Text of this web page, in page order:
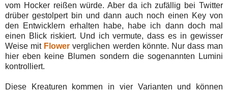
vom Hocker reißen würde. Aber da ich zufällig bei Twitter
drüber gestolpert bin und dann auch noch einen Key von
den Entwicklern erhalten habe, habe ich dann doch mal
einen Blick riskiert. Und ich vermute, dass es in gewisser
Weise mit Flower verglichen werden könnte. Nur dass man
hier eben keine Blumen sondern die sogenannten Lumini
kontrolliert.
Diese Kreaturen kommen in vier Varianten und können